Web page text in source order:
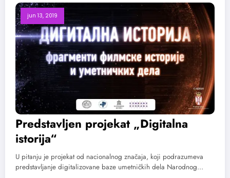
jun 13, 2019
Predstavljen projekat „Digitalna
istorija“
U pitanju je projekat od nacionalnog značaja, koji podrazumeva
predstavljanje digitalizovane baze umetničkih dela Narodnog…